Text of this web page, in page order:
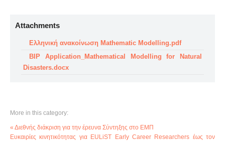
Attachments
Ελληνική ανακοίνωση Mathematic Modelling.pdf
ΒΙP Application_Mathematical Modelling for Natural
Disasters.docx
More in this category:
« Διεθνής διάκριση για την έρευνα Σύντηξης στο ΕΜΠ
Eυκαιρίες κινητικότητας για EULiST Early Career Researchers έως τον